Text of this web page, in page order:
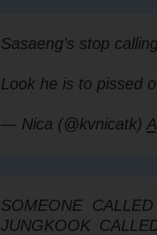
Sasaeng’s stop
Look he is to pissed
— Nica (@kvnicatk)
SOMEONE
JUNGKOOK